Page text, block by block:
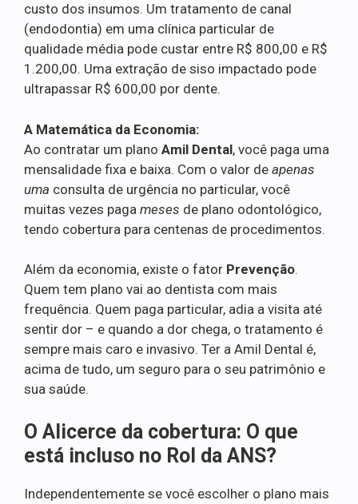
custo dos insumos. Um tratamento de canal
(endodontia) em uma clínica particular de
qualidade média pode custar entre R$ 800,00 e R$
1.200,00. Uma extração de siso impactado pode
ultrapassar R$ 600,00 por dente.
A Matemática da Economia:
Ao contratar um plano Amil Dental, você paga uma
mensalidade fixa e baixa. Com o valor de apenas
uma consulta de urgência no particular, você
muitas vezes paga meses de plano odontológico,
tendo cobertura para centenas de procedimentos.
Além da economia, existe o fator Prevenção.
Quem tem plano vai ao dentista com mais
frequência. Quem paga particular, adia a visita até
sentir dor – e quando a dor chega, o tratamento é
sempre mais caro e invasivo. Ter a Amil Dental é,
acima de tudo, um seguro para o seu patrimônio e
sua saúde.
O Alicerce da cobertura: O que
está incluso no Rol da ANS?
Independentemente se você escolher o plano mais